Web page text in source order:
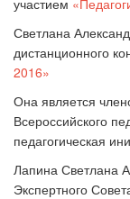
участием
Светлана
дистанционного
2016»
Она является
Всероссийского
педагогическая
Лапина Светлана
Экспертного